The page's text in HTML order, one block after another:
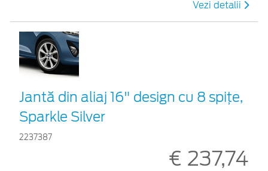
Vezi detalii
Jantă din aliaj 16" design cu 8 spițe,
Sparkle Silver
2237387
€ 237,74